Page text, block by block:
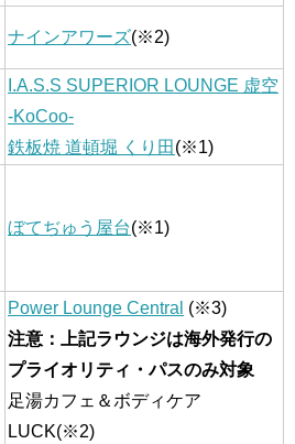
ナインアワーズ(※2)
I.A.S.S SUPERIOR LOUNGE 虚空
-KoCoo-
鉄板焼 道頓堀 くり田 (※1)
ぼてぢゅう屋台(※1)
Power Lounge Central (※3)
注意：上記ラウンジは海外発行の
プライオリティ・パスのみ対象
足湯カフェ＆ボディケア
LUCK(※2)